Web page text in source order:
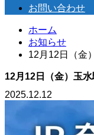
お問い合わせ
ホーム
お知らせ
12月12日（金
12月12日（金）玉
2025.12.12